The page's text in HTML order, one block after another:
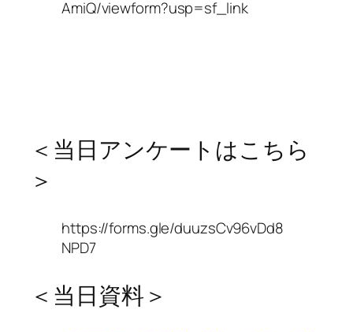
AmiQ/viewform?usp=sf_link
＜当日アンケートはこちら
＞
https://forms.gle/duuzsCv96vDd8
NPD7
＜当日資料＞